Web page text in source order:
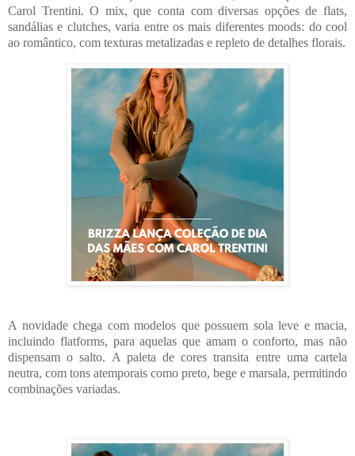
Carol Trentini. O mix, que conta com diversas opções de flats,
sandálias e clutches, varia entre os mais diferentes moods: do cool
ao romântico, com texturas metalizadas e repleto de detalhes florais.
A novidade chega com modelos que possuem sola leve e macia,
incluindo flatforms, para aquelas que amam o conforto, mas não
dispensam o salto. A paleta de cores transita entre uma cartela
neutra, com tons atemporais como preto, bege e marsala, permitindo
combinações variadas.